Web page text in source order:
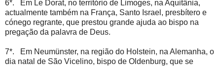
6*. Em Le Dorat, no território de Limoges, na Aquitânia,
actualmente também na França, Santo Israel, presbítero e
cónego regrante, que prestou grande ajuda ao bispo na
pregação da palavra de Deus.
7*. Em Neumünster, na região do Holstein, na Alemanha, o
dia natal de São Vicelino, bispo de Oldenburg, que se